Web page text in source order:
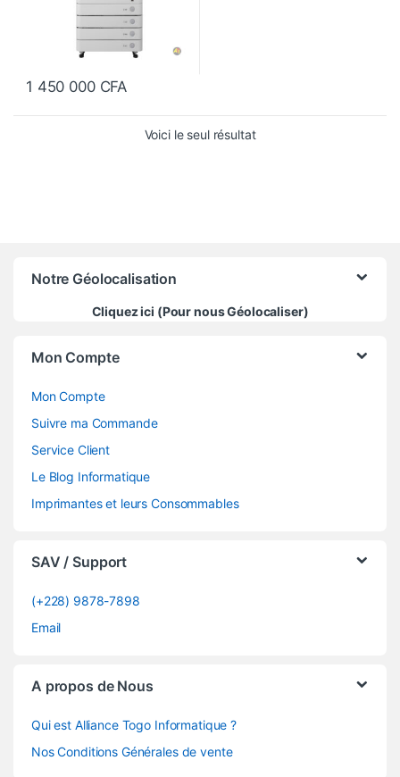
1 450 000 CFA
Voici le seul résultat
Notre Géolocalisation
Cliquez ici (Pour nous Géolocaliser)
Mon Compte
Mon Compte
Suivre ma Commande
Service Client
Le Blog Informatique
Imprimantes et leurs Consommables
SAV / Support
(+228) 9878-7898
Email
A propos de Nous
Qui est Alliance Togo Informatique ?
Nos Conditions Générales de vente